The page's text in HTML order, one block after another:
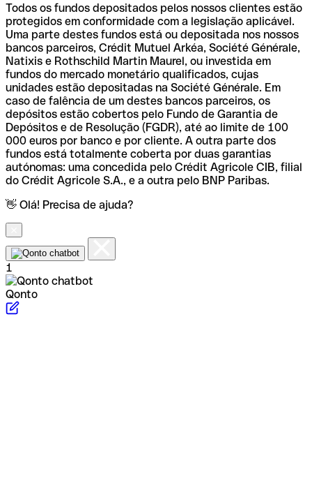
Todos os fundos depositados pelos nossos clientes estão
protegidos em conformidade com a legislação aplicável.
Uma parte destes fundos está ou depositada nos nossos
bancos parceiros, Crédit Mutuel Arkéa, Société Générale,
Natixis e Rothschild Martin Maurel, ou investida em
fundos do mercado monetário qualificados, cujas
unidades estão depositadas na Société Générale. Em
caso de falência de um destes bancos parceiros, os
depósitos estão cobertos pelo Fundo de Garantia de
Depósitos e de Resolução (FGDR), até ao limite de 100
000 euros por banco e por cliente. A outra parte dos
fundos está totalmente coberta por duas garantias
autónomas: uma concedida pelo Crédit Agricole CIB, filial
do Crédit Agricole S.A., e a outra pelo BNP Paribas.
👋 Olá! Precisa de ajuda?
1
Qonto